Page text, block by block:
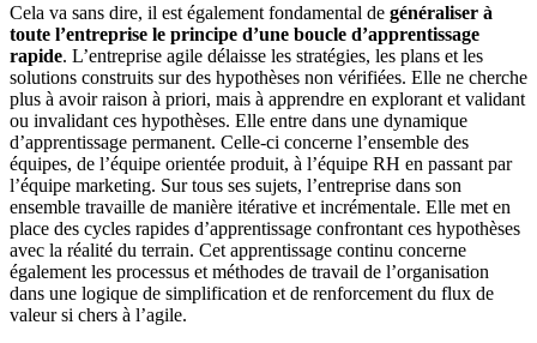
Cela va sans dire, il est également fondamental de généraliser à
toute l’entreprise le principe d’une boucle d’apprentissage
rapide. L’entreprise agile délaisse les stratégies, les plans et les
solutions construits sur des hypothèses non vérifiées. Elle ne cherche
plus à avoir raison à priori, mais à apprendre en explorant et validant
ou invalidant ces hypothèses. Elle entre dans une dynamique
d’apprentissage permanent. Celle-ci concerne l’ensemble des
équipes, de l’équipe orientée produit, à l’équipe RH en passant par
l’équipe marketing. Sur tous ses sujets, l’entreprise dans son
ensemble travaille de manière itérative et incrémentale. Elle met en
place des cycles rapides d’apprentissage confrontant ces hypothèses
avec la réalité du terrain. Cet apprentissage continu concerne
également les processus et méthodes de travail de l’organisation
dans une logique de simplification et de renforcement du flux de
valeur si chers à l’agile.